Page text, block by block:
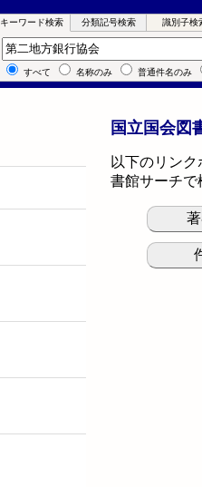
キーワード検索 分類記号検索 識別子検
キーワード検索
すべて 名称のみ 普通件名のみ
国立国会図
以下のリン
書館サーチで